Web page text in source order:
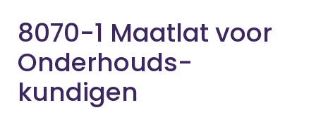
8070-1 Maatlat voor
Onderhouds-
kundigen